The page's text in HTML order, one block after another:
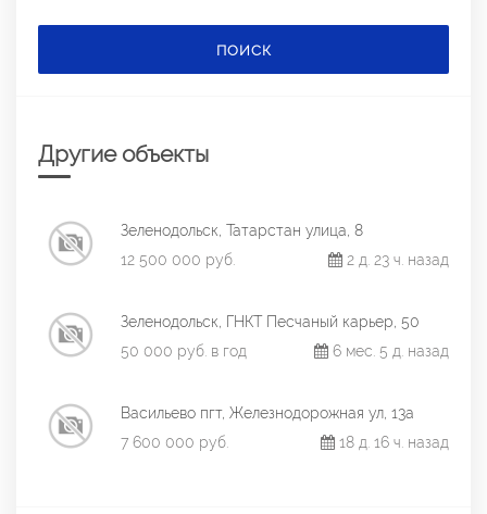
ПОИСК
Другие объекты
Зеленодольск, Татарстан улица, 8
12 500 000 руб.
2 д. 23 ч. назад
Зеленодольск, ГНКТ Песчаный карьер, 50
50 000 руб. в год
6 мес. 5 д. назад
Васильево пгт, Железнодорожная ул, 13а
7 600 000 руб.
18 д. 16 ч. назад